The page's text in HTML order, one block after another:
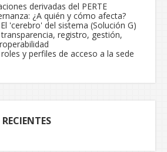
derivadas del PERTE
¿A quién y cómo afecta?
'cerebro' del sistema (Solución G)
registro, gestión,
y perfiles de acceso a la sede